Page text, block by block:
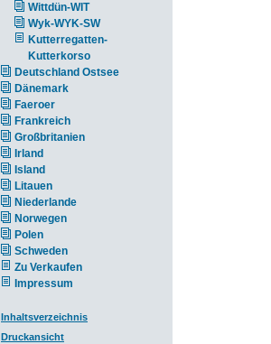
Wittdün-WIT
Wyk-WYK-SW
Kutterregatten-
Kutterkorso
Deutschland Ostsee
Dänemark
Faeroer
Frankreich
Großbritanien
Irland
Island
Litauen
Niederlande
Norwegen
Polen
Schweden
Zu Verkaufen
Impressum
Inhaltsverzeichnis
Druckansicht